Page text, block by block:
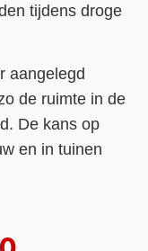
tijdens droge
aangelegd
de ruimte in de
De kans op
en in tuinen